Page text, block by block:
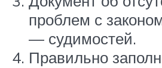
проблем с
— судимостей.
Правильно